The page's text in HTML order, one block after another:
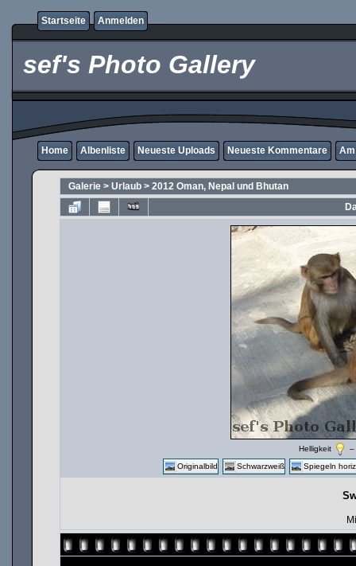
Startseite Anmelden
sef's Photo Gallery
Home Albenliste Neueste Uploads Neueste Kommentare
Galerie > Urlaub > 2012 Oman, Nepal und Bhutan
Helligkeit
–
Originalbild
Schwarzweiß Spiegeln